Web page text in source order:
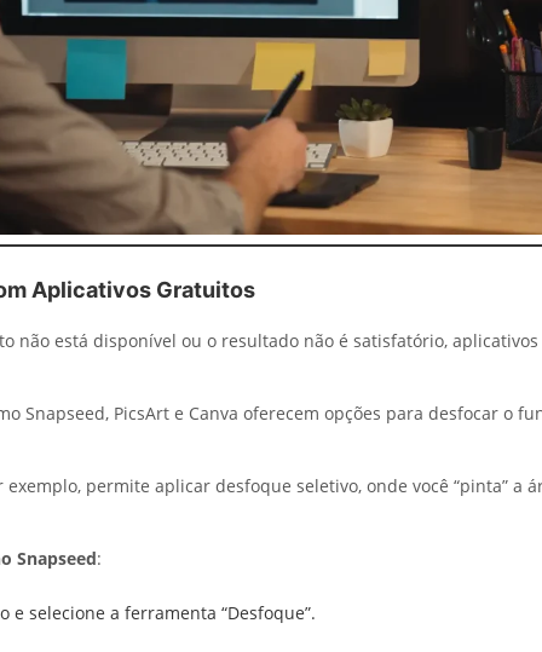
Aplicativos Gratuitos
não está disponível ou o resultado não é satisfatório,
Snapseed, PicsArt e Canva oferecem opções para desfocar o
exemplo, permite aplicar desfoque seletivo, onde você “pinta” a
Snapseed:
e selecione a ferramenta “Desfoque”.